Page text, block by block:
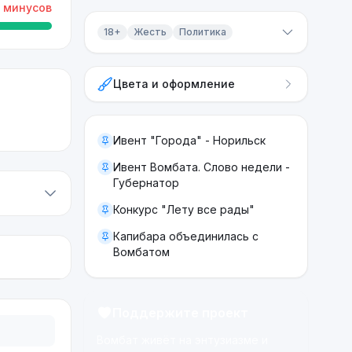
минусов
18+ Жесть Политика
ЖестьЦвета и оформление
Ивент "Города" - Норильск
Ивент Вомбата. Слово недели -
Губернатор
Конкурс "Лету все рады"
Капибара объединилась с
Вомбатом